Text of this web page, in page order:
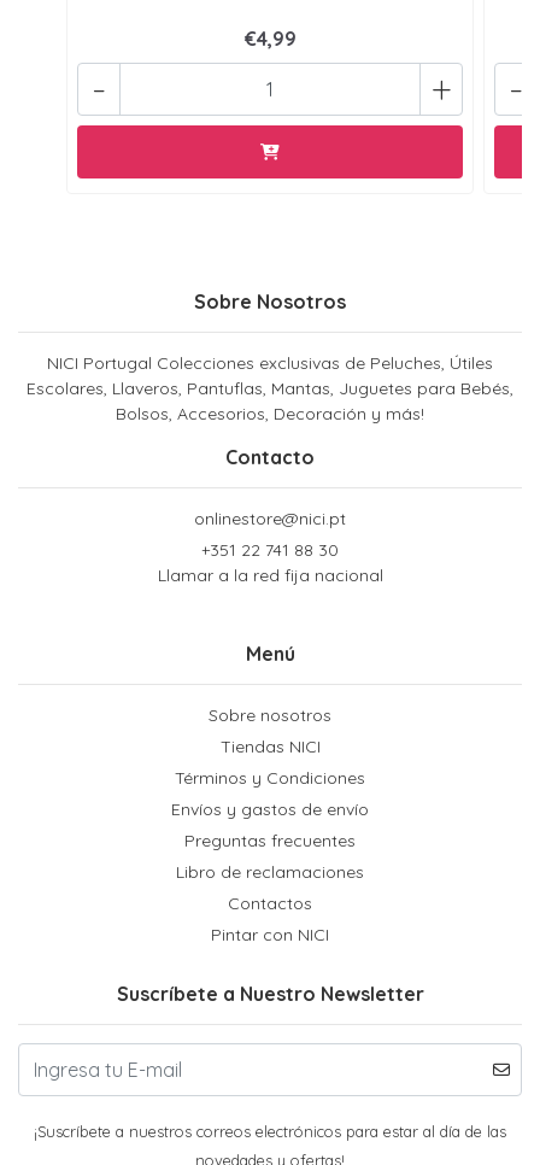
€4,99
+
- -
Sobre Nosotros
NICI Portugal Colecciones exclusivas de Peluches, Útiles
Escolares, Llaveros, Pantuflas, Mantas, Juguetes para Bebés,
Bolsos, Accesorios, Decoración y más!
Contacto
onlinestore@nici.pt
+351 22 741 88 30
Llamar a la red fija nacional
Menú
Sobre nosotros
Tiendas NICI
Términos y Condiciones
Envíos y gastos de envío
Preguntas frecuentes
Libro de reclamaciones
Contactos
Pintar con NICI
Suscríbete a Nuestro Newsletter
¡Suscríbete a nuestros correos electrónicos para estar al día de las
novedades y ofertas!